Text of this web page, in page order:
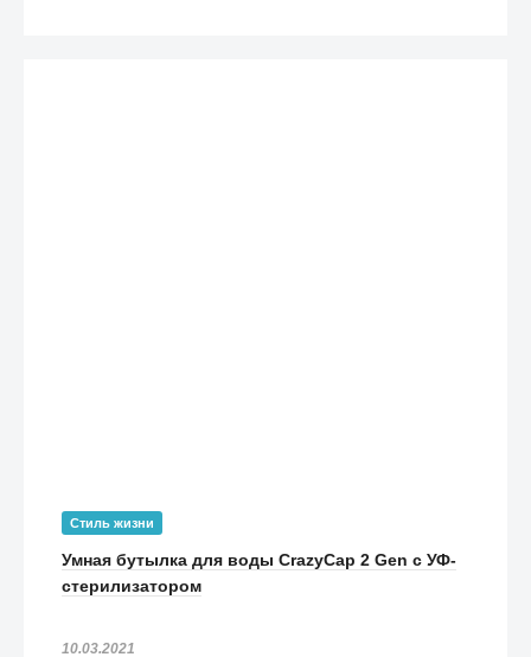
Стиль жизни
Умная бутылка для воды CrazyCap 2 Gen с УФ-
стерилизатором
10.03.2021